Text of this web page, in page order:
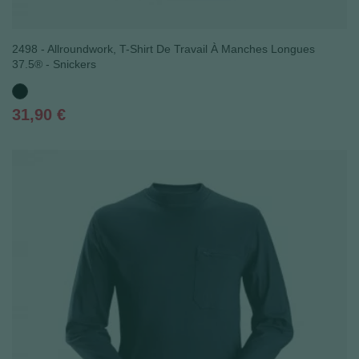
2498 - Allroundwork, T-Shirt De Travail À Manches Longues
37.5® - Snickers
Noir
Prix
31,90 €